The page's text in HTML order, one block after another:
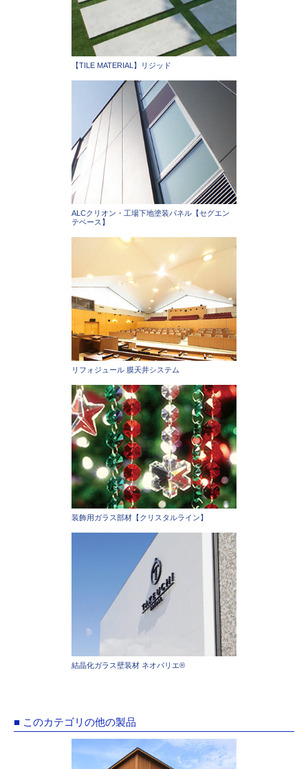
【TILE MATERIAL】リジッド
ALCクリオン・工場下地塗装パネル【セグエン
テベース】
リフォジュール 膜天井システム
装飾用ガラス部材【クリスタルライン】
結晶化ガラス壁装材 ネオパリエ®
■ このカテゴリの他の製品